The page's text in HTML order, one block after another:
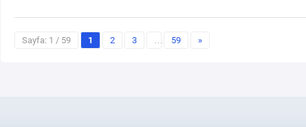
Sayfa: 1 / 59 1 2 3 … 59 »